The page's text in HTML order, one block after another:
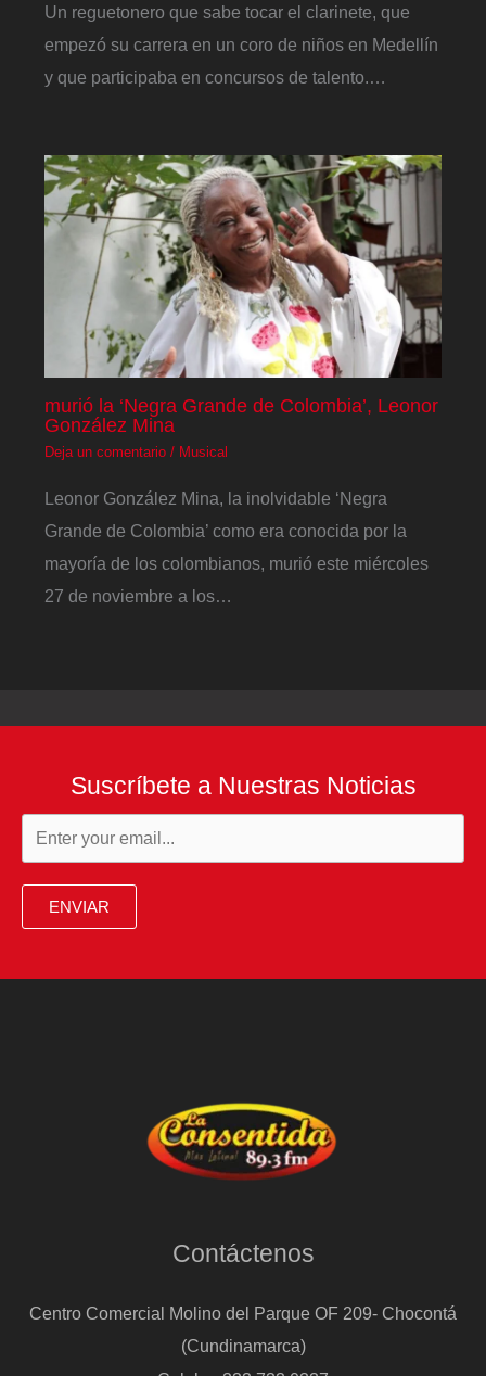
Un reguetonero que sabe tocar el clarinete, que
empezó su carrera en un coro de niños en Medellín
y que participaba en concursos de talento.…
murió la ‘Negra Grande de Colombia’, Leonor
González Mina
Deja un comentario / Musical
Leonor González Mina, la inolvidable ‘Negra
Grande de Colombia’ como era conocida por la
mayoría de los colombianos, murió este miércoles
27 de noviembre a los…
Suscríbete a Nuestras Noticias
ENVIAR
Contáctenos
Centro Comercial Molino del Parque OF 209- Chocontá
(Cundinamarca)